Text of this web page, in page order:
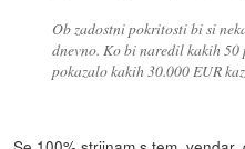
Ob zadostni pokritosti bi si
dnevno. Ko bi naredil kakih 50
pokazalo kakih 30.000 EUR